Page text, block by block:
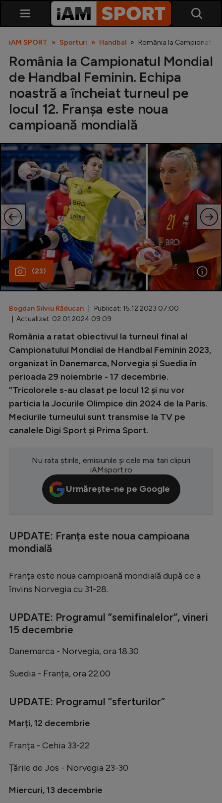
SuperLiga
Liga 2
Cupa României
Echipa Națională
U21
Fotbal feminin
Special
Diverse
Inedit
Champions League
Europa League
Conference League
CM 2026
Premier League
Serie A
Bundesliga
Ligue 1
Starurile fotbalului
Clasamente
Handbal
Natație
Rugby
Ciclism
Alte sporturi
iAM SPORT Sporturi Handbal România la Campionatul
România la Campionatul Mondial
de Handbal Feminin. Echipa
noastră a încheiat turneul pe
locul 12. Franșa este noua
campioană mondială
(23)
Bogdan Silviu Răducan | Publicat: 15.12.2023 07:00
| Actualizat: 02.01.2024 09:09
România a ratat obiectivul la turneul final al
Campionatului Mondial de Handbal Feminin 2023,
organizat în Danemarca, Norvegia și Suedia în
perioada 29 noiembrie - 17 decembrie.
”Tricolorele s-au clasat pe locul 12 și nu vor
particia la Jocurile Olimpice din 2024 de la Paris.
Meciurile turneului sunt transmise la TV pe
canalele Digi Sport și Prima Sport.
Nu rata știrile, emisiunile și cele mai tari clipuri
iAMsport.ro
Urmărește-ne pe Google
UPDATE: Franța este noua campioana
mondială
Franța este noua campioană mondială după ce a
învins Norvegia cu 31-28.
UPDATE: Programul ”semifinalelor”, vineri
15 decembrie
Danemarca - Norvegia, ora 18.30
Suedia - Franța, ora 22.00
UPDATE: Programul ”sferturilor”
Marți, 12 decembrie
Franța - Cehia 33-22
Țările de Jos - Norvegia 23-30
Miercuri, 13 decembrie